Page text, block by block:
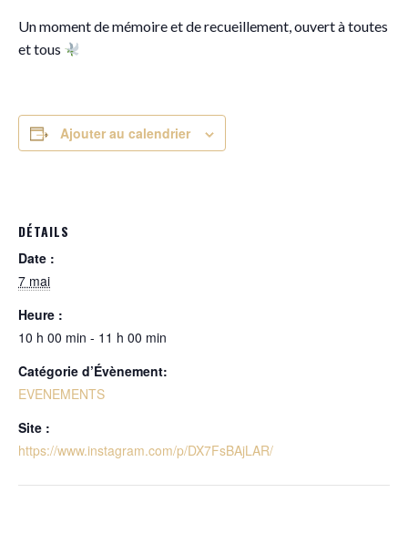
Un moment de mémoire et de recueillement, ouvert à toutes
et tous
Ajouter au calendrier
DÉTAILS
Date :
7 mai
Heure :
10 h 00 min - 11 h 00 min
Catégorie d’Évènement:
EVENEMENTS
Site :
https://www.instagram.com/p/DX7FsBAjLAR/